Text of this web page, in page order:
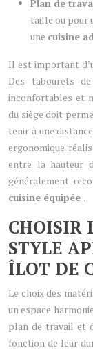
Plan de
taille ou pour
une cuisine
Il est important
Des tabourets
inconfortables et
du siège doit
tenir à une
ergonomique
entre la hauteur
généralement
cuisine équipée .
CHOISIR
STYLE
ÎLOT DE
Le choix des
un espace
plan de travail et
fonction de leur